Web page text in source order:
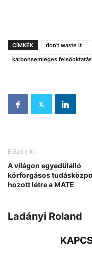
CÍMKÉK don't waste it
karbonsemleges
Előző cikk
A világon egyedülálló
körforgásos
hozott létre a MATE
Ladányi Roland